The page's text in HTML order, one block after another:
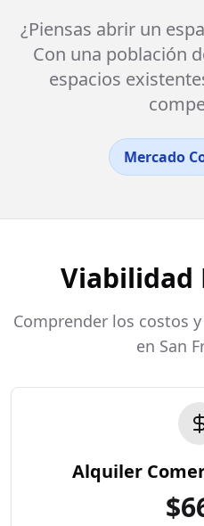
¿Piensas abrir un
Con una población
espacios
Mercado
Viabilidad
Comprender los costos
en San
Alquiler
$